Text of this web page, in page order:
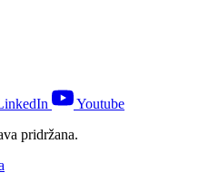
Youtube
pridržana.